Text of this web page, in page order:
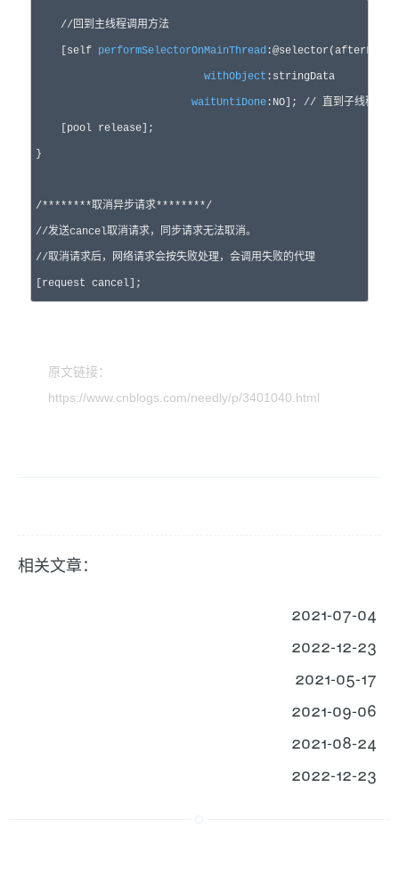
//回到主线程调用方法
    [self
performSelectorOnMainThread
withObject :stringData
waitUntiDone :NO]; // 直到子线程任
    [pool release];
}
/********取消异步请求********/
//
//取消请求后，网络请求会按失败处理，会调用失败的代理
[request cancel];
原文链接：
https://www.cnblogs.com/needly/p/3401040.html
相关文章：
2021-07-04
2022-12-23
2021-05-17
2021-09-06
2021-08-24
2022-12-23